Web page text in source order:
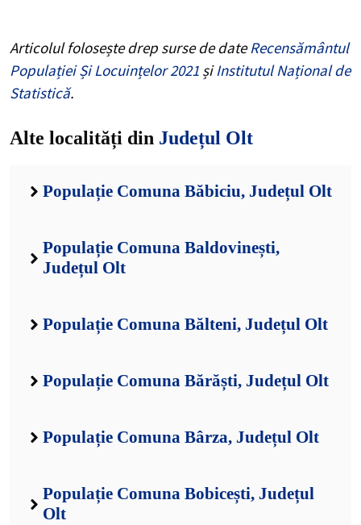
Articolul folosește drep surse de dateRecensământul
Populației Și Locuințelor 2021 șiInstitutul Național de
Statistică.
Alte localități din Județul Olt
Populație Comuna Băbiciu, Județul Olt
Populație Comuna Baldovinești,
Județul Olt
Populație Comuna Bălteni, Județul Olt
Populație Comuna Bărăști, Județul Olt
Populație Comuna Bârza, Județul Olt
Populație Comuna Bobicești, Județul
Olt